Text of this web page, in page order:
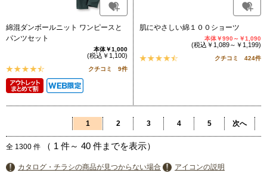
綿混ダンボールニット ワンピースと
パンツセット
本体￥1,000
(税込￥1,100)
クチコミ 9件
肌にやさしい綿１００ショーツ
本体￥990～￥1,090
(税込￥1,089～￥1,199)
クチコミ 424件
1 2 3 4 5 次へ
全 1300 件 （ 1 件～ 40 件までを表示）
カタログ・チラシの商品が見つからない場合 アイコンの説明